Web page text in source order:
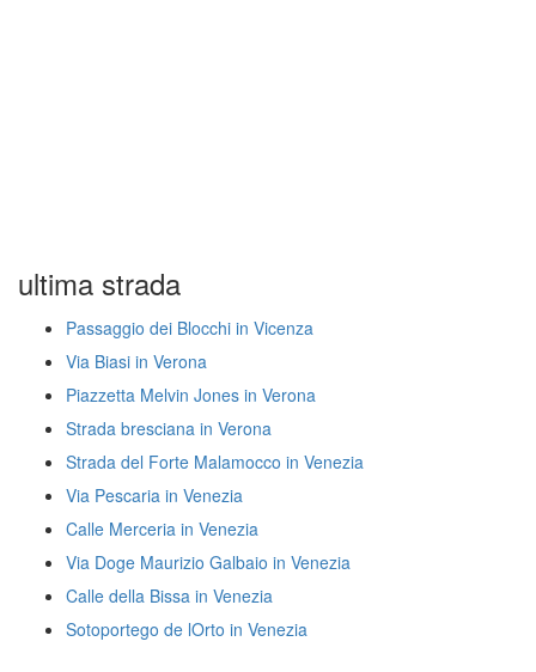
ultima strada
Passaggio dei Blocchi in Vicenza
Via Biasi in Verona
Piazzetta Melvin Jones in Verona
Strada bresciana in Verona
Strada del Forte Malamocco in Venezia
Via Pescaria in Venezia
Calle Merceria in Venezia
Via Doge Maurizio Galbaio in Venezia
Calle della Bissa in Venezia
Sotoportego de lOrto in Venezia